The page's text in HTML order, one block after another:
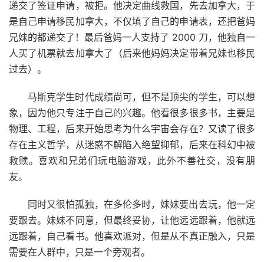
递交了签证申请，被拒。他决定曲线救国，先去加拿大，于
是自己申请移民加拿大，不仅填了自己的申请表，还把爸妈
兄妹的都递交了！最后爸妈一人支持了 2000 刀，他独自一
人买了机票就去加拿大了（后来他妈妈决定带着兄妹也移民
过去）。
马斯克学生时代成绩尚可，但不是顶尖的学生，可以想
象，因为他只专注于自己的兴趣。他看很多很多书，主要是
物理、工程，后来开始思考为什么宇宙会存在？又读了很多
存在主义哲学，从迷惑不解陷入绝望抑郁，后来在科幻中被
救赎。喜欢和兄弟们玩电脑游戏，此外不善社交，没有朋
友。
同时又很怕孤独，在多伦多时，妹妹要出去玩，他一定
要跟去。妹妹不同意，但最终妥协，让他远远跟着，他就远
远跟着，自己看书。他喜欢派对，但是从不真正融入，只是
需要在人群中，只是一个旁观者。